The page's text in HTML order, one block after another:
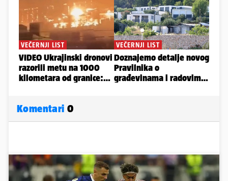
Komentari 0